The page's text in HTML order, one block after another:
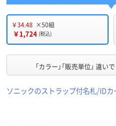
￥34.48 ×50組
￥1,724 (税込)
「カラー」「販売単位」 違い
ソニックのストラップ付名札/ID